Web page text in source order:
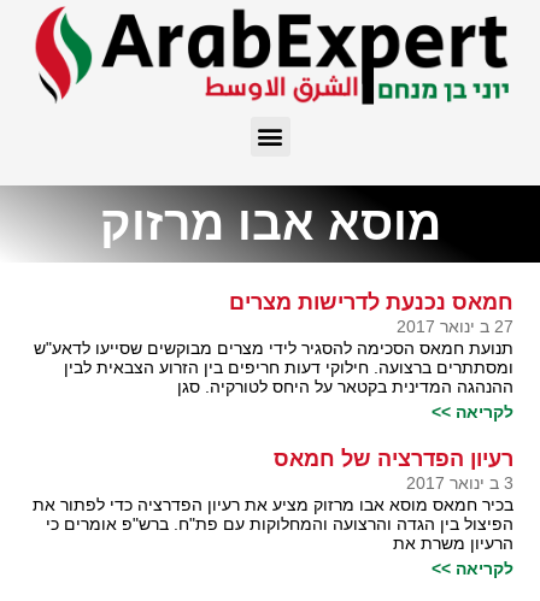
מוסא אבו מרזוק
חמאס נכנעת לדרישות מצרים
27 ב ינואר 2017
תנועת חמאס הסכימה להסגיר לידי מצרים מבוקשים שסייעו לדאע"ש
ומסתתרים ברצועה. חילוקי דעות חריפים בין הזרוע הצבאית לבין
ההנהגה המדינית בקטאר על היחס לטורקיה. סגן
לקריאה >>
רעיון הפדרציה של חמאס
3 ב ינואר 2017
בכיר חמאס מוסא אבו מרזוק מציע את רעיון הפדרציה כדי לפתור את
הפיצול בין הגדה והרצועה והמחלוקות עם פת"ח. ברש"פ אומרים כי
הרעיון משרת את
לקריאה >>